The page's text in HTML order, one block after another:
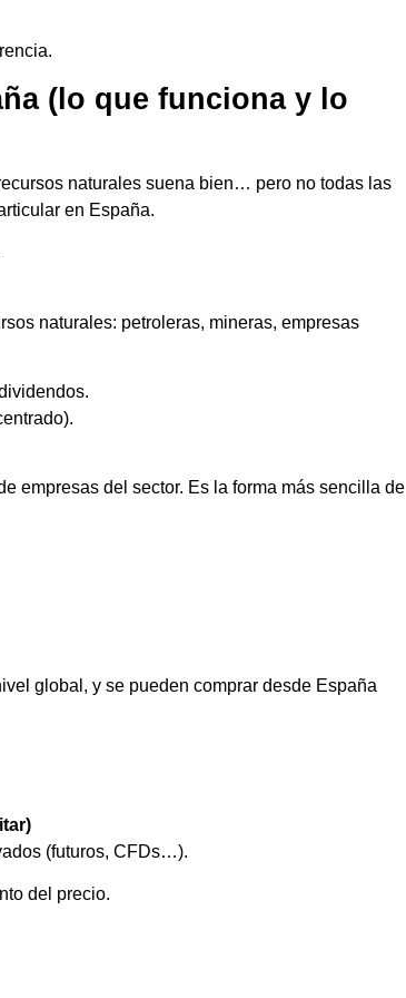
(lo que funciona y lo
naturales suena bien… pero no todas las
en España.
naturales: petroleras, mineras, empresas
empresas del sector. Es la forma más sencilla de
global, y se pueden comprar desde España
(futuros, CFDs…).
del precio.